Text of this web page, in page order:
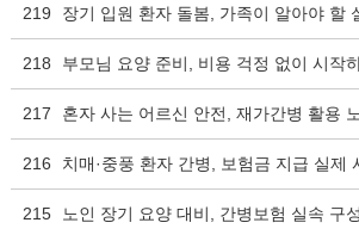
219 장기 입원 환자 돌봄, 가족이 알아야 할
218 부모님 요양 준비, 비용 걱정 없이 시작
217 혼자 사는 어르신 안전, 재가간병 활용
216 치매·중풍 환자 간병, 보험금 지급 실제
215 노인 장기 요양 대비, 간병보험 실속 구